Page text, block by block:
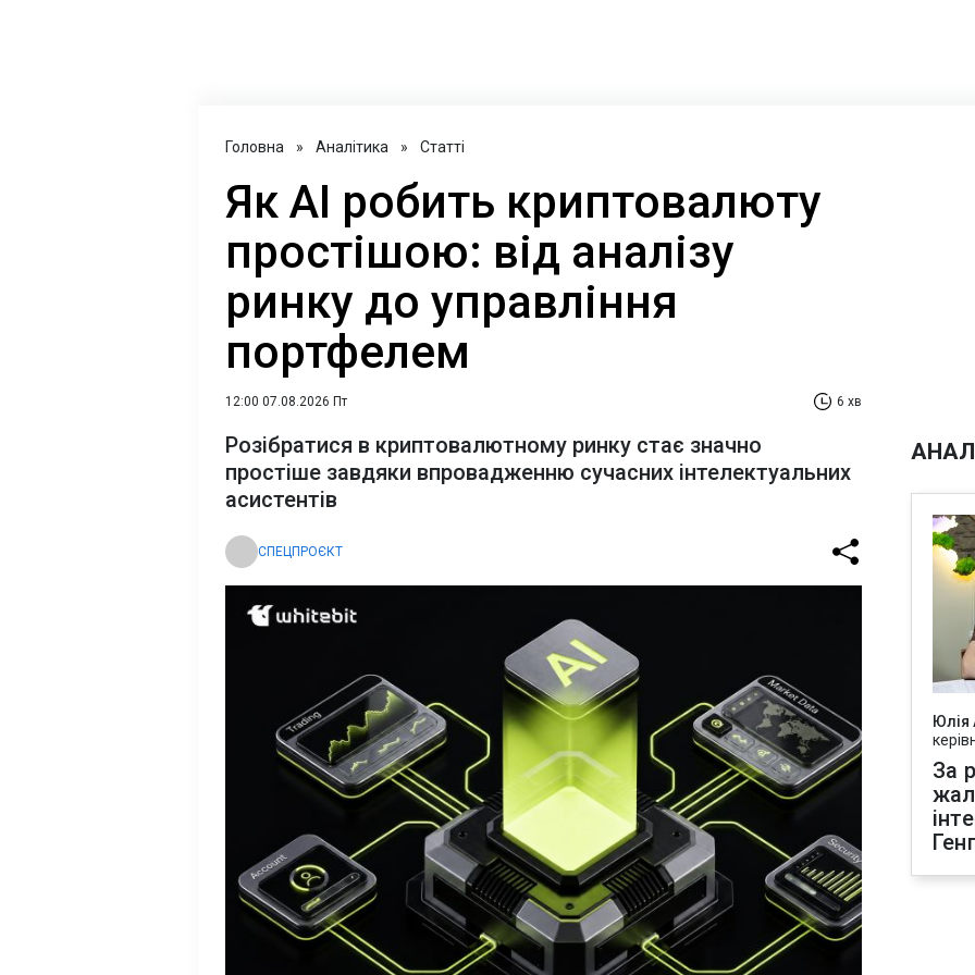
Головна » Аналітика » Статті
Як AI робить криптовалюту
простішою: від аналізу
ринку до управління
портфелем
12:00 07.08.2026 Пт 6 хв
Розібратися в криптовалютному ринку стає значно
простіше завдяки впровадженню сучасних інтелектуальних
асистентів
СПЕЦПРОЄКТ
Юлія
За